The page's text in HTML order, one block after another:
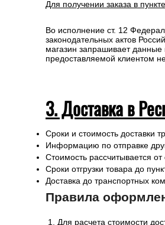
Для получении заказа в
Во исполнение ст. 12
законодательных актов
магазин запрашивает данные
предоставляемой клиентом
3. Доставка в
Сроки и стоимость доставки
Информацию по отправке
Стоимость рассчитывается
Сроки отгрузки товара до
Доставка до транспортных
Правила
Для расчета стоимости